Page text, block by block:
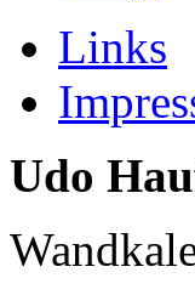
Links
Udo